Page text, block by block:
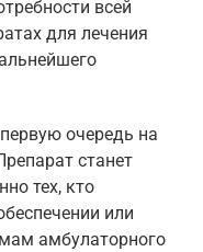
всей
для лечения
очередь на
станет
тех, кто
или
амбулаторного